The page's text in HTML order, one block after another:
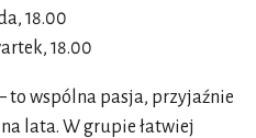
18.00
18.00
to wspólna pasja, przyjaźnie
lata. W grupie łatwiej